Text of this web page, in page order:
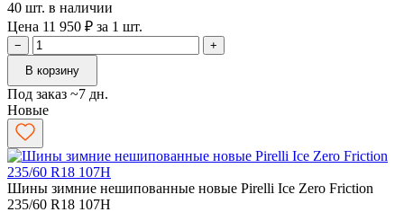
40 шт. в наличии
Цена 11 950 ₽ за 1 шт.
−
+
В корзину
Под заказ ~7 дн.
Новые
Шины зимние нешипованные новые Pirelli Ice Zero Friction
235/60 R18 107H